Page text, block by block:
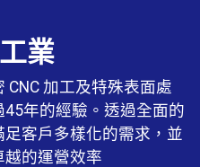
業
加工及特殊表面處
年的經驗。透過全面的
客戶多樣化的需求，並
的運營效率